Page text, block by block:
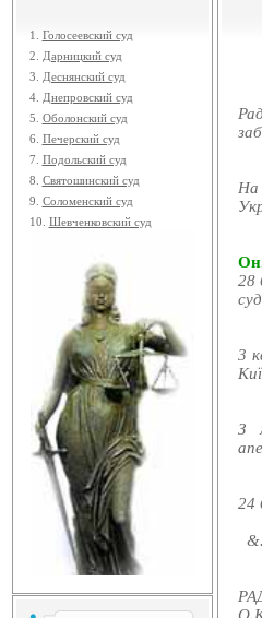
1. Голосеевский суд
2.
Дарницкий суд
3.
Деснянский суд
4. Днепровский суд
5. Оболонский суд
6. Печерский суд
7. Подольский суд
8. Святошинский суд
9. Соломенский суд
10. Шевченковский суд
На
28
3
З
24